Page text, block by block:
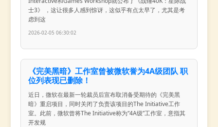
士3》 ，这让很多人感到惊讶，这似乎有点太早了，尤其是考
虑到这
2026-02-05 06:30:02
《完美黑暗》工作室曾被微软誉为4A级团队 职
位列表现已删除！
近日，微软在最新一轮裁员后宣布取消备受期待的《完美黑
暗》重启项目，同时关闭了负责该项目的The Initiative工作
室。此前，微软曾将The Initiative称为“4A级”工作室，意指其
开发规